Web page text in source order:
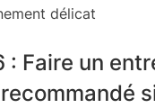
délicat
: Faire un